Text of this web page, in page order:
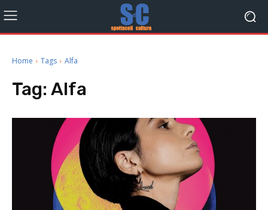
Home Tags Alfa
Tag: Alfa